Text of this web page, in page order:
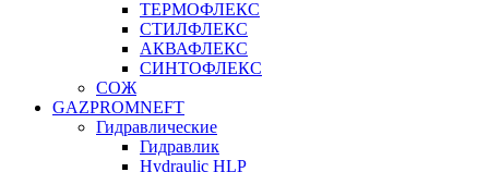
ТЕРМОФЛЕКС
СТИЛФЛЕКС
АКВАФЛЕКС
СИНТОФЛЕКС
СОЖ
GAZPROMNEFT
Гидравлические
Гидравлик
Hydraulic HLP